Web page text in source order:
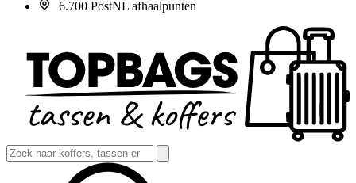
6.700 PostNL afhaalpunten